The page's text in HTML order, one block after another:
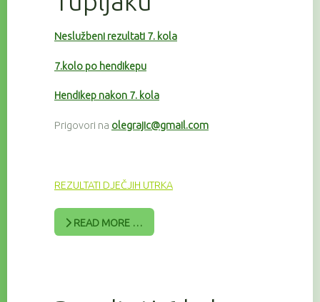
Neslužbeni rezultati 7. kola
7.kolo po hendikepu
Hendikep nakon 7. kola
Prigovori na olegrajic@gmail.com
REZULTATI DJEČJIH UTRKA
READ MORE …